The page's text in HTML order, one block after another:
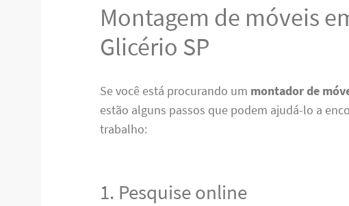
Montagem de móveis
Glicério SP
Se você está procurando um montador de
estão alguns passos que podem ajudá-lo a
trabalho:
1. Pesquise online